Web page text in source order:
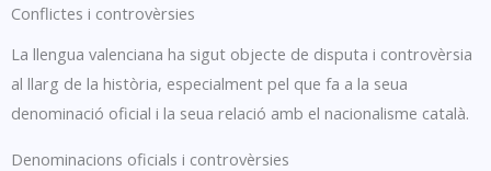
Conflictes i controvèrsies
La llengua valenciana ha sigut objecte de disputa i controvèrsia
al llarg de la història, especialment pel que fa a la seua
denominació oficial i la seua relació amb el nacionalisme català.
Denominacions oficials i controvèrsies